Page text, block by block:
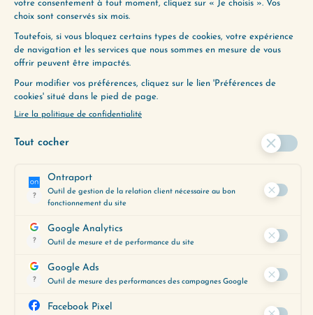
Vous pourrez choisir le thème de
votre conférence parmi les sujets
suivants :
Focus : Protéger sa
sereinement et gagner du
temps.
mieux le recevoir.
Oser: Comment développer sa
confiance en soi et son audace.